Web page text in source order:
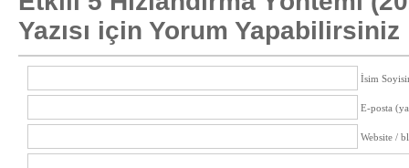
Yazısı için Yorum Yapabilirsiniz
İsim
E-posta
Website /